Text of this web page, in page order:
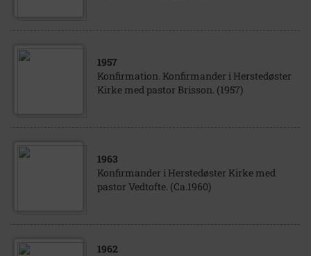
1957
Konfirmation. Konfirmander i Herstedøster
Kirke med pastor Brisson. (1957)
1963
Konfirmander i Herstedøster Kirke med
pastor Vedtofte. (Ca.1960)
1962